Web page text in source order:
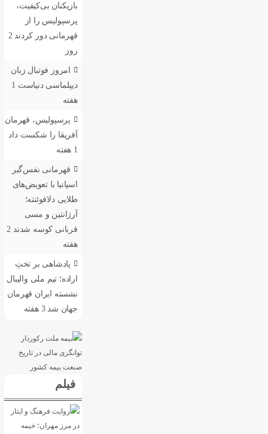
بازیکنان بی‌کیفیت،
پرسپولیس را از
قهرمانی دور کردند 2
روز
امروز فوتبال زبان
دیپلماسی دنیاست 1
هفته
پرسپولیس، قهرمان
آفریقا را شکست داد
1 هفته
قهرمانی نفس‌گیر
اسپانیا با تعویض‌های
طلایی دلافوئنته؛
آرژانتین و مسی
قربانی کوسه شدند 2
هفته
پادشاهی بر تختِ
اراده؛ تیم ملی والیبال
نشسته ایران قهرمان
جهان شد 3 هفته
فیلم